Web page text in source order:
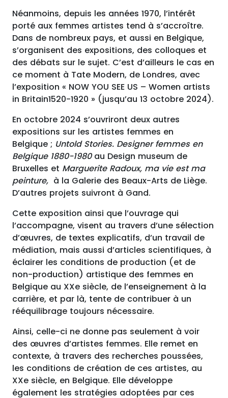
Néanmoins, depuis les années 1970, l’intérêt
porté aux femmes artistes tend à s’accroître.
Dans de nombreux pays, et aussi en Belgique,
s’organisent des expositions, des colloques et
des débats sur le sujet. C’est d’ailleurs le cas en
ce moment à Tate Modern, de Londres, avec
l’exposition « NOW YOU SEE US – Women artists
in Britain1520-1920 » (jusqu’au 13 octobre 2024).
En octobre 2024 s’ouvriront deux autres
expositions sur les artistes femmes en
Belgique ; Untold Stories. Designer femmes en
Belgique 1880-1980 au Design museum de
Bruxelles et Marguerite Radoux, ma vie est ma
peinture, à la Galerie des Beaux-Arts de Liège.
D’autres projets suivront à Gand.
Cette exposition ainsi que l’ouvrage qui
l’accompagne, visent au travers d’une sélection
d’œuvres, de textes explicatifs, d’un travail de
médiation, mais aussi d’articles scientifiques, à
éclairer les conditions de production (et de
non-production) artistique des femmes en
Belgique au XXe siècle, de l’enseignement à la
carrière, et par là, tente de contribuer à un
rééquilibrage toujours nécessaire.
Ainsi, celle-ci ne donne pas seulement à voir
des œuvres d’artistes femmes. Elle remet en
contexte, à travers des recherches poussées,
les conditions de création de ces artistes, au
XXe siècle, en Belgique. Elle développe
également les stratégies adoptées par ces